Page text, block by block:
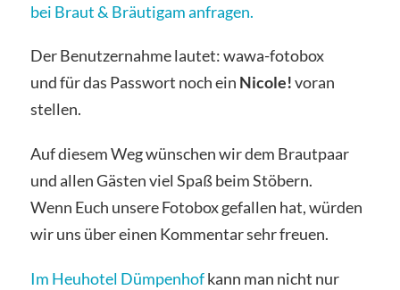
bei Braut & Bräutigam anfragen.
Der Benutzernahme lautet: wawa-fotobox
und für das Passwort noch ein Nicole!voran
stellen.
Auf diesem Weg wünschen wir dem Brautpaar
und allen Gästen viel Spaß beim Stöbern.
Wenn Euch unsere Fotobox gefallen hat, würden
wir uns über einen Kommentar sehr freuen.
Im Heuhotel Dümpenhofkann man nicht nur